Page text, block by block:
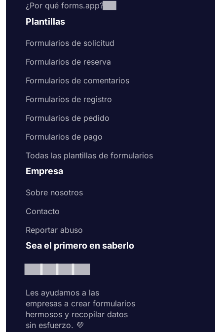
¿Por qué forms.app?
Plantillas
Formularios de solicitud
Formularios de reserva
Formularios de comentarios
Formularios de registro
Formularios de pedido
Formularios de pago
Todas las plantillas de formularios
Empresa
Sobre nosotros
Contacto
Reportar abuso
Sea el primero en saberlo
Les ayudamos a las
empresas a crear formularios
hermosos y recopilar datos
sin esfuerzo. 💜